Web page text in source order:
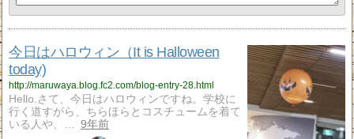
今日はハロウィン（It is Halloween
today)
http://maruwaya.blog.fc2.com/blog-entry-28.html
Hello.さて、今日はハロウィンですね。学校に
行く道すがら、ちらほらとコスチュームを着て
いる人や、…
9年前